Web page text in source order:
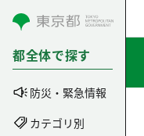
コンテンツにスキップ
都全体で探す
防災・緊急情報
カテゴリ別